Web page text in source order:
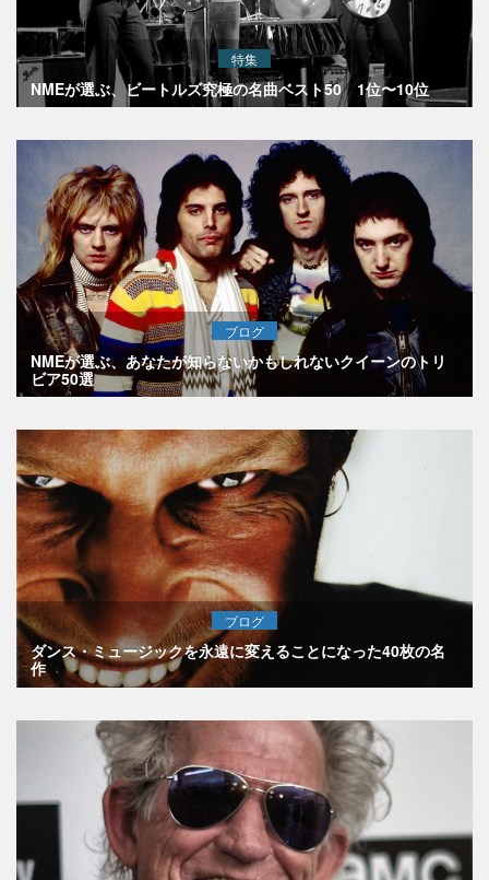
特集
NMEが選ぶ、ビートルズ究極の名曲ベスト50 1位〜10位
ブログ
NMEが選ぶ、あなたが知らないかもしれないクイーンのトリ
ビア50選
ブログ
ダンス・ミュージックを永遠に変えることになった40枚の名
作